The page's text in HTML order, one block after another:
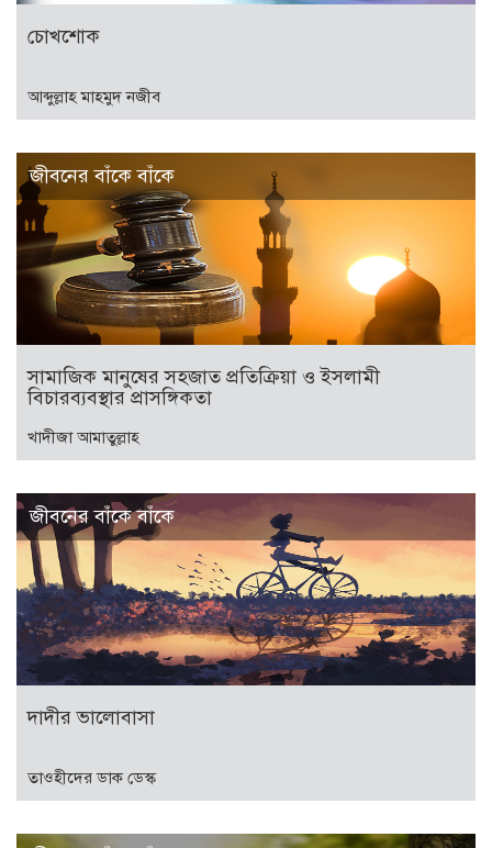
চোখশোক
আব্দুল্লাহ মাহমুদ নজীব
জীবনের বাঁকে বাঁকে
সামাজিক মানুষের সহজাত প্রতিক্রিয়া ও ইসলামী
বিচারব্যবস্থার প্রাসঙ্গিকতা
খাদীজা আমাতুল্লাহ
জীবনের বাঁকে বাঁকে
দাদীর ভালোবাসা
তাওহীদের ডাক ডেস্ক